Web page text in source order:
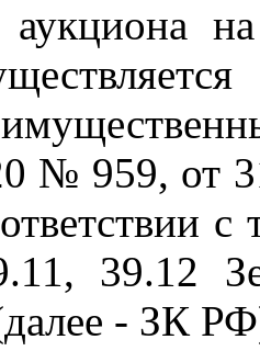
аукциона
№ 959, от
с
39.12
- ЗК